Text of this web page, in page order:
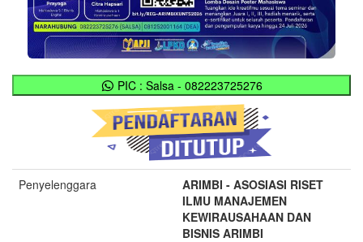
PIC : Salsa - 082223725276
Penyelenggara
ARIMBI - ASOSIASI RISET
ILMU MANAJEMEN
KEWIRAUSAHAAN DAN
BISNIS ARIMBI